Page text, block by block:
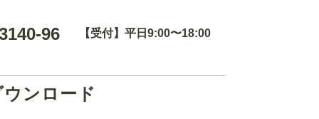
96 【受付】平日9:00〜18:00
ンロード